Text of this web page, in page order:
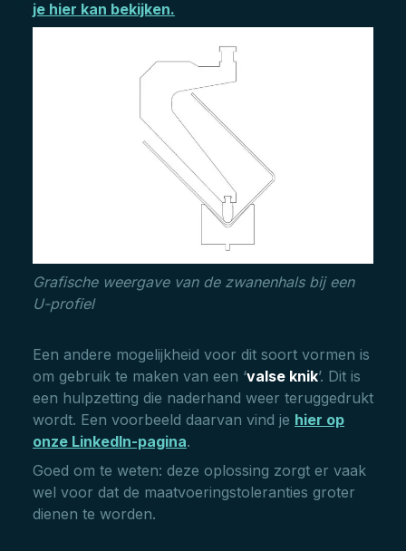
je hier kan bekijken.
Grafische weergave van de zwanenhals bij een
U-profiel
Een andere mogelijkheid voor dit soort vormen is
om gebruik te maken van een ‘valse knik’. Dit is
een hulpzetting die naderhand weer teruggedrukt
wordt. Een voorbeeld daarvan vind je hier op
onze LinkedIn-pagina.
Goed om te weten: deze oplossing zorgt er vaak
wel voor dat de maatvoeringstoleranties groter
dienen te worden.